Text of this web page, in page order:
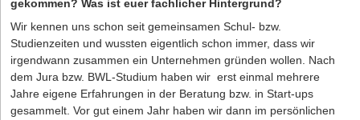
gekommen? Was ist euer fachlicher Hintergrund?
Wir kennen uns schon seit gemeinsamen Schul- bzw.
Studienzeiten und wussten eigentlich schon immer, dass wir
irgendwann zusammen ein Unternehmen gründen wollen. Nach
dem Jura bzw. BWL-Studium haben wir erst einmal mehrere
Jahre eigene Erfahrungen in der Beratung bzw. in Start-ups
gesammelt. Vor gut einem Jahr haben wir dann im persönlichen